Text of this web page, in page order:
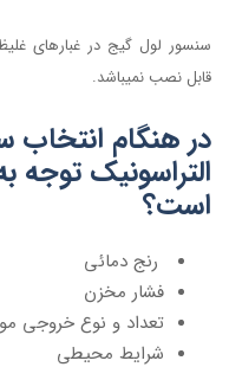
سنسور لول گیج در غبارهای
قابل نصب نمیباشد.
در هنگام
التراسونیک توجه
است؟
رنج دمائی
فشار مخزن
تعداد و نوع خروجی
شرایط محیطی